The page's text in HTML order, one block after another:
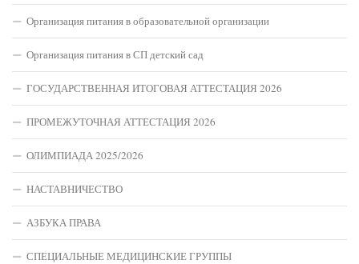
Организация питания в образовательной организации
Организация питания в СП детский сад
ГОСУДАРСТВЕННАЯ ИТОГОВАЯ АТТЕСТАЦИЯ 2026
ПРОМЕЖУТОЧНАЯ АТТЕСТАЦИЯ 2026
ОЛИМПИАДА 2025/2026
НАСТАВНИЧЕСТВО
АЗБУКА ПРАВА
СПЕЦИАЛЬНЫЕ МЕДИЦИНСКИЕ ГРУППЫ